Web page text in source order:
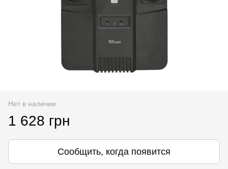
Нет в наличии
1 628 грн
Сообщить, когда появится